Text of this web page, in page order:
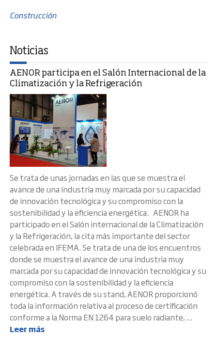
Construcción
Noticias
AENOR participa en el Salón Internacional de la
Climatización y la Refrigeración
Se trata de unas jornadas en las que se muestra el
avance de una industria muy marcada por su capacidad
de innovación tecnológica y su compromiso con la
sostenibilidad y la eficiencia energética. AENOR ha
participado en el Salón internacional de la Climatización
y la Refrigeración, la cita más importante del sector
celebrada en IFEMA. Se trata de una de los encuentros
donde se muestra el avance de una industria muy
marcada por su capacidad de innovación tecnológica y su
compromiso con la sostenibilidad y la eficiencia
energética. A través de su stand, AENOR proporcionó
toda la información relativa al proceso de certificación
conforme a la Norma EN 1264 para suelo radiante, ...
Leer más